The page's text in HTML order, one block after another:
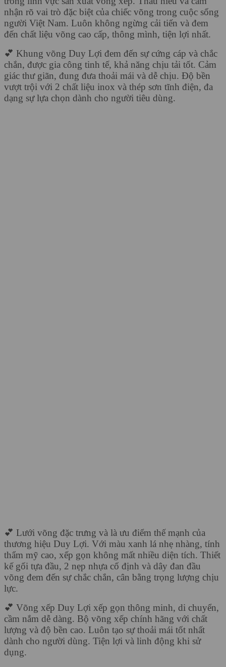
nhận rõ vai trò đặc biệt của chiếc võng trong cuộc sống
người Việt Nam. Luôn không ngừng cải tiến và đem
đến chất liệu võng cao cấp, thông mình, tiện lợi nhất.
💕 Khung võng Duy Lợi đem đến sự cứng cáp và chắc
chắn, được gia công tinh tế, khả năng chịu tải tốt. Cảm
giác thư giãn, đung đưa thoải mái và dễ chịu. Độ bền
vượt trội với 2 chất liệu inox và thép sơn tĩnh điện, đa
dạng sự lựa chọn dành cho người tiêu dùng.
💕 Lưới võng đặc trưng và là ưu điểm thế mạnh của
thương hiệu Duy Lợi. Với màu xanh lá nhẹ nhàng, tính
thẩm mỹ cao, xếp gọn không mất nhiều diện tích. Thiết
kế gối tựa đầu, 2 nẹp nhựa cố định và dây đan đầu
võng đem đến sự chắc chắn, cân bằng trọng lượng chịu
lực.
💕 Võng xếp Duy Lợi xếp gọn thông minh, di chuyển,
cầm nắm dễ dàng. Bộ võng xếp chính hãng với chất
lượng và độ bền cao. Luôn tạo sự thoải mái tốt nhất
dành cho người dùng. Tiện lợi và linh động khi sử
dụng.